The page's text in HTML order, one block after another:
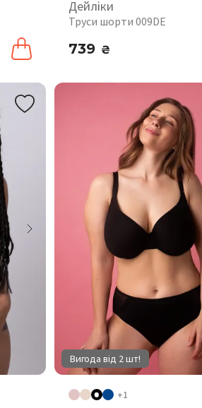
Дейліки
Труси шорти 009DE
739 ₴
Вигода від 2 шт!
+1